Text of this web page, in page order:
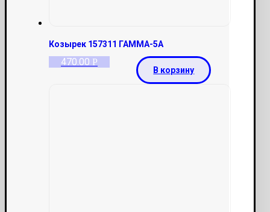
Козырек 157311 ГАММА-5А
470.00 Р
В корзину